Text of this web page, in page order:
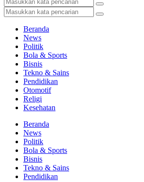
Beranda
News
Politik
Bola & Sports
Bisnis
Tekno & Sains
Pendidikan
Otomotif
Religi
Kesehatan
Beranda
News
Politik
Bola & Sports
Bisnis
Tekno & Sains
Pendidikan